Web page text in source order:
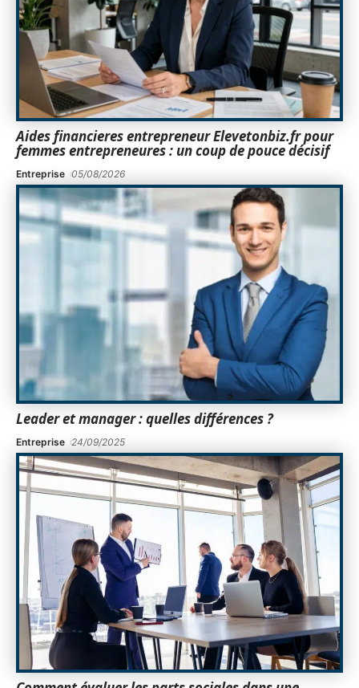
Aides financieres entrepreneur Elevetonbiz.fr pour
femmes entrepreneures : un coup de pouce décisif
Entreprise 05/08/2026
Leader et manager : quelles différences ?
Entreprise 24/09/2025